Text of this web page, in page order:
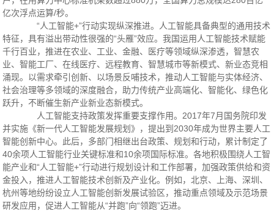
亿次浮点运算/秒。
“人工智能+”行动实现纵深推进。人工智能具备典型的通用技术
特征，具有溢出带动性很强的“头雁”效应。我国运用人工智能技术赋能
千行百业，推进在农业、工业、金融、医疗等领域纵深渗透，智慧农
业、智能工厂、在线医疗、远程教育、智慧城市等新模式、新业态竞相
涌现。以需求牵引创新、以场景反哺技术，推动人工智能与实体经济、
社会治理等多领域的深度融合，助力传统产业高端化、智能化、绿色化
跃升，不断催生新产业新业态新模式。
人工智能支持政策发挥重要支撑作用。2017年7月国务院印发
并实施《新一代人工智能发展规划》，提出到2030年成为世界主要人工
智能创新中心。此后，多部门相继出台政策、规划和行动，累计制定了
40余项人工智能行业关键标准和10余项国际标准。各地积极围绕人工智
能产业和“人工智能+”行动进行规划设计和工作部署，加强政策供给和资
金投入，推进人工智能技术创新及产业化。例如，北京、上海、深圳、
杭州等地纷纷设立人工智能创新发展试验区，推动重点领域及示范场景
研发应用，促进人工智能从“并跑”向“领跑”迈进。